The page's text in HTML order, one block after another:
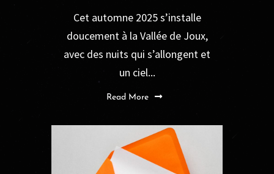
Cet automne 2025 s’installe
doucement à la Vallée de Joux,
avec des nuits qui s’allongent et
un ciel...
Read More